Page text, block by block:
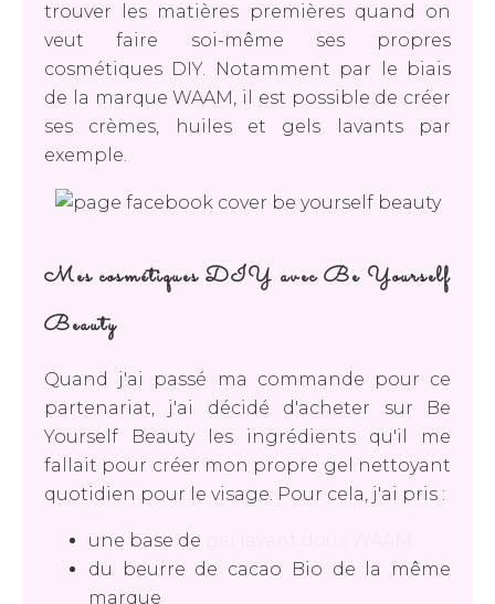
trouver les matières premières quand on
veut faire soi-même ses propres
cosmétiques DIY. Notamment par le biais
de la marque WAAM, il est possible de créer
ses crèmes, huiles et gels lavants par
exemple.
Mes cosmétiques DIY avec Be Yourself
Beauty
Quand j'ai passé ma commande pour ce
partenariat, j'ai décidé d'acheter sur Be
Yourself Beauty les ingrédients qu'il me
fallait pour créer mon propre gel nettoyant
quotidien pour le visage. Pour cela, j'ai pris :
une base de
du beurre de cacao Bio de la même
marque